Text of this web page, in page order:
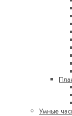
Умные